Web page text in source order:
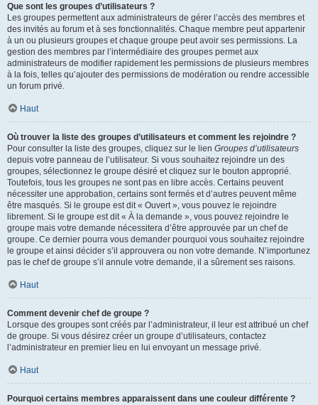
Que sont les groupes d’utilisateurs ?
Les groupes permettent aux administrateurs de gérer l’accès des membres et
des invités au forum et à ses fonctionnalités. Chaque membre peut appartenir
à un ou plusieurs groupes et chaque groupe peut avoir ses permissions. La
gestion des membres par l’intermédiaire des groupes permet aux
administrateurs de modifier rapidement les permissions de plusieurs membres
à la fois, telles qu’ajouter des permissions de modération ou rendre accessible
un forum privé.
Haut
Où trouver la liste des groupes d’utilisateurs et comment les rejoindre ?
Pour consulter la liste des groupes, cliquez sur le lien Groupes d’utilisateurs
depuis votre panneau de l’utilisateur. Si vous souhaitez rejoindre un des
groupes, sélectionnez le groupe désiré et cliquez sur le bouton approprié.
Toutefois, tous les groupes ne sont pas en libre accès. Certains peuvent
nécessiter une approbation, certains sont fermés et d’autres peuvent même
être masqués. Si le groupe est dit « Ouvert », vous pouvez le rejoindre
librement. Si le groupe est dit « À la demande », vous pouvez rejoindre le
groupe mais votre demande nécessitera d’être approuvée par un chef de
groupe. Ce dernier pourra vous demander pourquoi vous souhaitez rejoindre
le groupe et ainsi décider s’il approuvera ou non votre demande. N’importunez
pas le chef de groupe s’il annule votre demande, il a sûrement ses raisons.
Haut
Comment devenir chef de groupe ?
Lorsque des groupes sont créés par l’administrateur, il leur est attribué un chef
de groupe. Si vous désirez créer un groupe d’utilisateurs, contactez
l’administrateur en premier lieu en lui envoyant un message privé.
Haut
Pourquoi certains membres apparaissent dans une couleur différente ?